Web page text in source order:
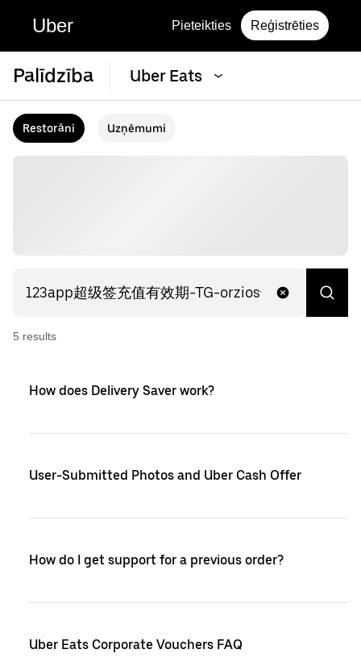
Uber Pieteikties Reģistrēties
Palīdzība Uber Eats
Restorāni Uzņēmumi
5 results
How does Delivery Saver work?
User-Submitted Photos and Uber Cash Offer
How do I get support for a previous order?
Uber Eats Corporate Vouchers FAQ